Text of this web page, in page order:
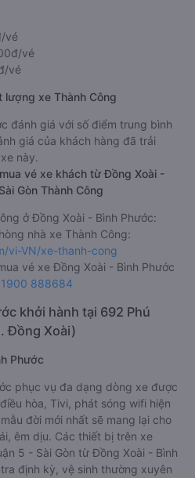
vé
vé
vé
lượng xe Thành Công
đánh giá với số điểm trung bình
giá của khách hàng đã trải
này.
vé xe khách từ Đồng Xoài -
Gòn Thành Công
ở Đồng Xoài - Bình Phước:
nhà xe Thành Công:
vi-VN/xe-thanh-cong
vé xe Đồng Xoài - Bình Phước
1900 888684
khởi hành tại 692 Phú
Đồng Xoài)
Phước
phục vụ đa dạng dòng xe được
hòa, Tivi, phát sóng wifi hiện
đời mới nhất sẽ mang lại cho
êm dịu. Các thiết bị trên xe
5 - Sài Gòn từ Đồng Xoài - Bình
định kỳ, vệ sinh thường xuyên